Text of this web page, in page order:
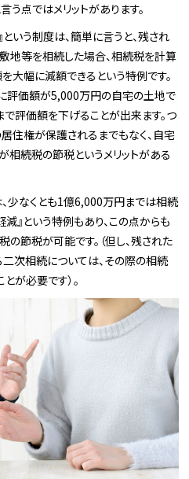
点ではメリットがあります。
いう制度は、簡単に言うと、残され
地等を相続した場合、相続税を計算
大幅に減額できるという特例です。
評価額が5,000万円の自宅の土地で
評価額を下げることが出来ます。つ
住権が保護されるまでもなく、自宅
続税の節税というメリットがある
少なくとも1億6,000万円までは相続
』という特例もあり、この点からも
節税が可能です。（但し、残された
次相続については、その際の相続
が必要です）。